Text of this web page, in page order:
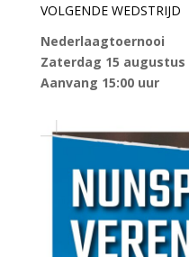
VOLGENDE WEDSTRIJD
Nederlaagtoernooi
Zaterdag 15 augustus
Aanvang 15:00 uur